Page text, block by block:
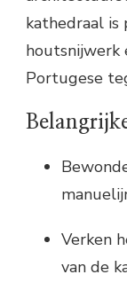
kathedraal is
houtsnijwerk
Portugese
Verken
van de